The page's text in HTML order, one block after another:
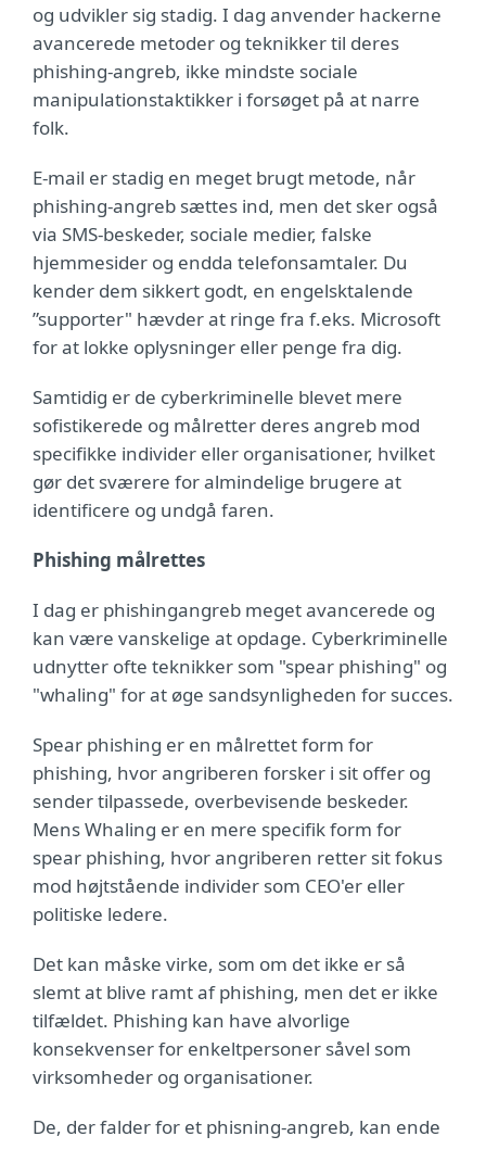
og udvikler sig stadig. I dag anvender hackerne
avancerede metoder og teknikker til deres
phishing-angreb, ikke mindste sociale
manipulationstaktikker i forsøget på at narre
folk.
E-mail er stadig en meget brugt metode, når
phishing-angreb sættes ind, men det sker også
via SMS-beskeder, sociale medier, falske
hjemmesider og endda telefonsamtaler. Du
kender dem sikkert godt, en engelsktalende
”supporter" hævder at ringe fra f.eks. Microsoft
for at lokke oplysninger eller penge fra dig.
Samtidig er de cyberkriminelle blevet mere
sofistikerede og målretter deres angreb mod
specifikke individer eller organisationer, hvilket
gør det sværere for almindelige brugere at
identificere og undgå faren.
Phishing målrettes
I dag er phishingangreb meget avancerede og
kan være vanskelige at opdage. Cyberkriminelle
udnytter ofte teknikker som "spear phishing" og
"whaling" for at øge sandsynligheden for succes.
Spear phishing er en målrettet form for
phishing, hvor angriberen forsker i sit offer og
sender tilpassede, overbevisende beskeder.
Mens Whaling er en mere specifik form for
spear phishing, hvor angriberen retter sit fokus
mod højtstående individer som CEO'er eller
politiske ledere.
Det kan måske virke, som om det ikke er så
slemt at blive ramt af phishing, men det er ikke
tilfældet. Phishing kan have alvorlige
konsekvenser for enkeltpersoner såvel som
virksomheder og organisationer.
De, der falder for et phisning-angreb, kan ende